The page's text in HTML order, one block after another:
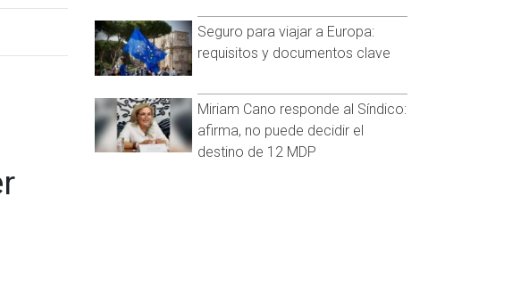
Seguro para viajar a Europa:
requisitos y documentos clave
Miriam Cano responde al Síndico:
afirma, no puede decidir el
destino de 12 MDP